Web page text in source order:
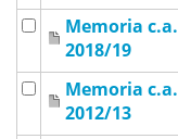
Memoria c.a.
2018/19
Memoria c.a.
2012/13